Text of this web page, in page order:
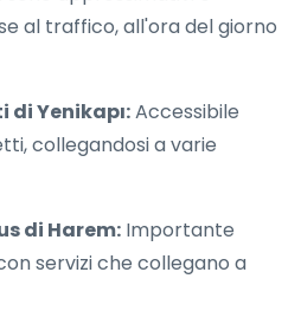
al traffico, all'ora del giorno
Yenikapı:Accessibile
collegandosi a varie
di Harem: Importante
servizi che collegano a